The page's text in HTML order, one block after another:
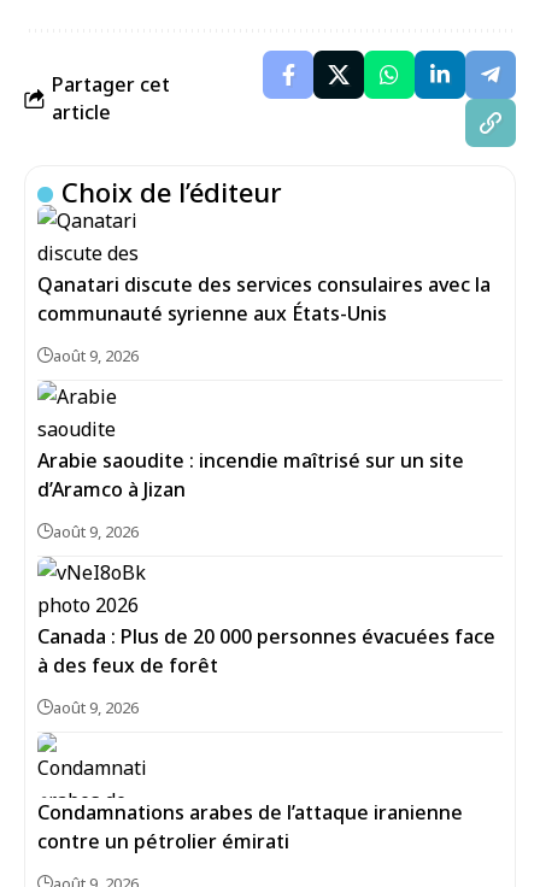
Partager cet
article
Choix de l’éditeur
Qanatari discute des services consulaires avec la
communauté syrienne aux États-Unis
août 9, 2026
Arabie saoudite : incendie maîtrisé sur un site
d’Aramco à Jizan
août 9, 2026
Canada : Plus de 20 000 personnes évacuées face
à des feux de forêt
août 9, 2026
Condamnations arabes de l’attaque iranienne
contre un pétrolier émirati